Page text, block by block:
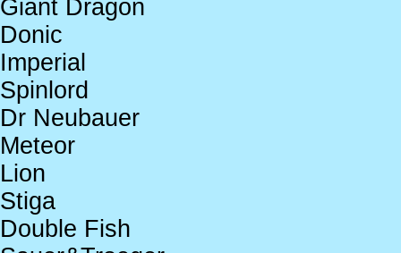
Giant Dragon
Donic
Imperial
Spinlord
Dr Neubauer
Meteor
Lion
Stiga
Double Fish